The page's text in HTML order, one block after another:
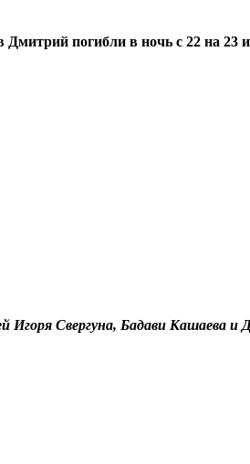
Дмитрий погибли в ночь с 22 на 23
Игоря Свергуна, Бадави Кашаева и